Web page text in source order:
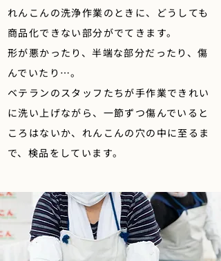
れんこんの洗浄作業のときに、どうしても
商品化できない部分がでてきます。
形が悪かったり、半端な部分だったり、傷
んでいたり…。
ベテランのスタッフたちが手作業できれい
に洗い上げながら、一節ずつ傷んでいると
ころはないか、れんこんの穴の中に至るま
で、検品をしています。